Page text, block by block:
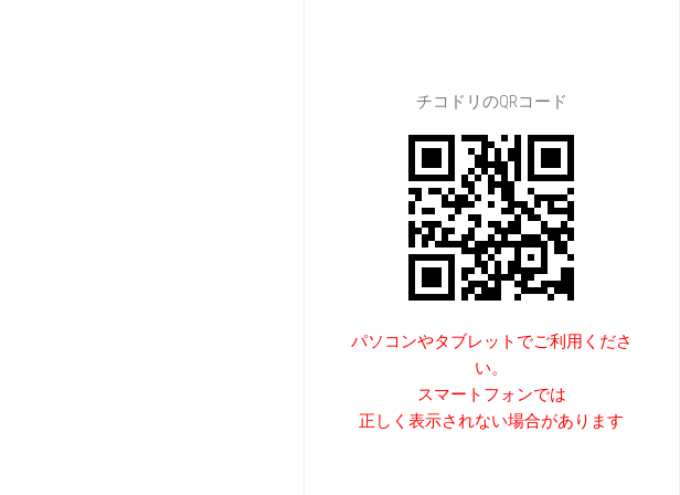
チコドリのQRコード
パソコンやタブレットでご利用くださ
い。
スマートフォンでは
正しく表示されない場合があります